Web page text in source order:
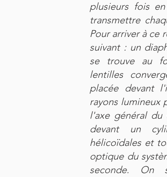
plusieurs fois
transmettre
Pour arriver à ce
suivant : un
se trouve au
lentilles
placée devant
rayons lumineux
l'axe général du
devant un
hélicoïdales et
optique du
seconde. On